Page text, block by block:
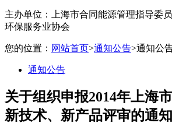
主办单位：上海市合同能源管理指导委
环保服务业协会
您的位置： 网站首页>通知公告>通知公
通知公告
关于组织申报2014年上海
新技术、新产品评审的通知